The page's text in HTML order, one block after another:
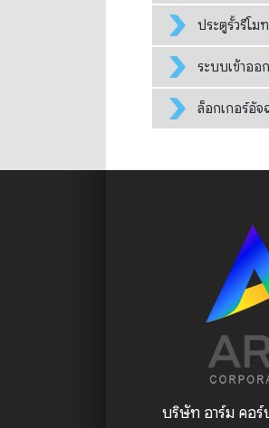
ประตูรั้วรีโม
ระบบเข้าออ
ล็อกเกอร์อัจ
บริษัท อาร์ม คอร์